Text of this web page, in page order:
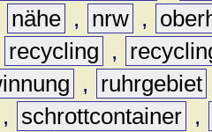
nähe , nrw ,
recycling ,
, ruhrgebiet
, schrottcontainer ,